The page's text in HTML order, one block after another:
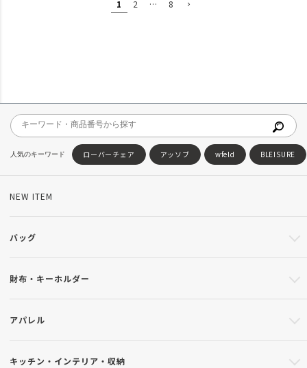
1
2 … 8
ローバーチェア アッソブ wfeld BLEISURE
NEW ITEM
バッグ
財布・キーホルダー
アパレル
キッチン・インテリア・収納